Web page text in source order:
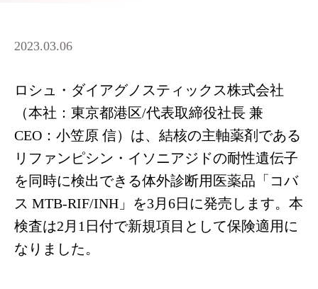
2023.03.06
ロシュ・ダイアグノスティックス株式会社
（本社：東京都港区/代表取締役社長 兼
CEO：小笠原 信）は、結核の主軸薬剤である
リファンピシン・イソニアジドの耐性遺伝子
を同時に検出できる体外診断用医薬品「コバ
ス MTB-RIF/INH」を3月6日に発売します。本
検査は2月1日付で新規項目として保険適用に
なりました。